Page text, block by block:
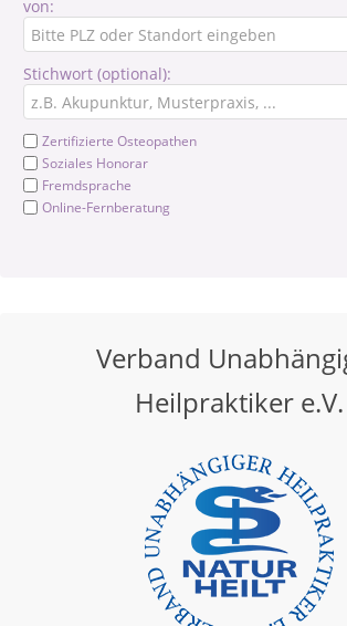
von:
Stichwort (optional):
Zertifizierte Osteopathen
Soziales Honorar
Fremdsprache
Online-Fernberatung
Verband
Heilpraktiker e.V.